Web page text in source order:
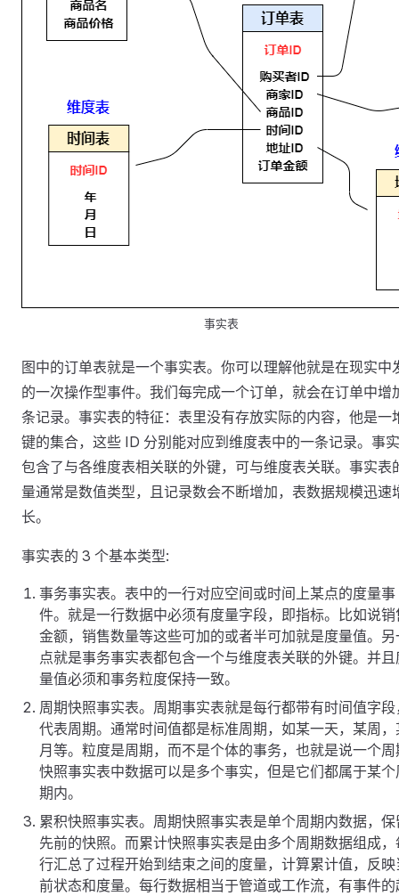
事实表
图中的订单表就是一个事实表。你可以理解他就是在现实中
的一次操作型事件。我们每完成一个订单，就会在订单中增
条记录。事实表的特征：表里没有存放实际的内容，他是一
键的集合，这些 ID 分别能对应到维度表中的一条记录。事
包含了与各维度表相关联的外键，可与维度表关联。事实表
量通常是数值类型，且记录数会不断增加，表数据规模迅速
长。
事实表的 3 个基本类型:
事务事实表。表中的一行对应空间或时间上某点的度量事
件。就是一行数据中必须有度量字段，即指标。比如说销
金额，销售数量等这些可加的或者半可加就是度量值。另
点就是事务事实表都包含一个与维度表关联的外键。并且
量值必须和事务粒度保持一致。
周期快照事实表。周期事实表就是每行都带有时间值字段
代表周期。通常时间值都是标准周期，如某一天，某周，
月等。粒度是周期，而不是个体的事务，也就是说一个周
快照事实表中数据可以是多个事实，但是它们都属于某个
期内。
累积快照事实表。周期快照事实表是单个周期内数据，保
先前的快照。而累计快照事实表是由多个周期数据组成，
行汇总了过程开始到结束之间的度量，计算累计值，反映
前状态和度量。每行数据相当于管道或工作流，有事件的